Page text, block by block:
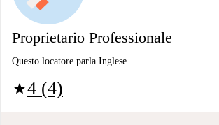
Proprietario Professionale
Questo locatore parla Inglese
star4 (4)